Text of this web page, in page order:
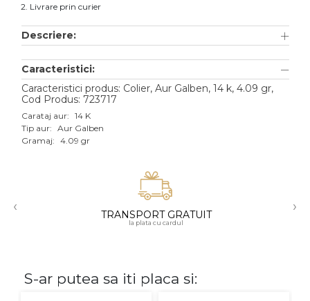
Aur alb
Aur roz
Aur mixt
18K
2. Livrare prin curier
Descriere:
Caracteristici:
Caracteristici produs: Colier, Aur Galben, 14 k, 4.09 gr,
Cod Produs: 723717
Carataj aur: 14 K
Tip aur: Aur Galben
Gramaj: 4.09 gr
‹ TRANSPORT GRATUIT
la plata cu cardul
›
S-ar putea sa iti placa si: